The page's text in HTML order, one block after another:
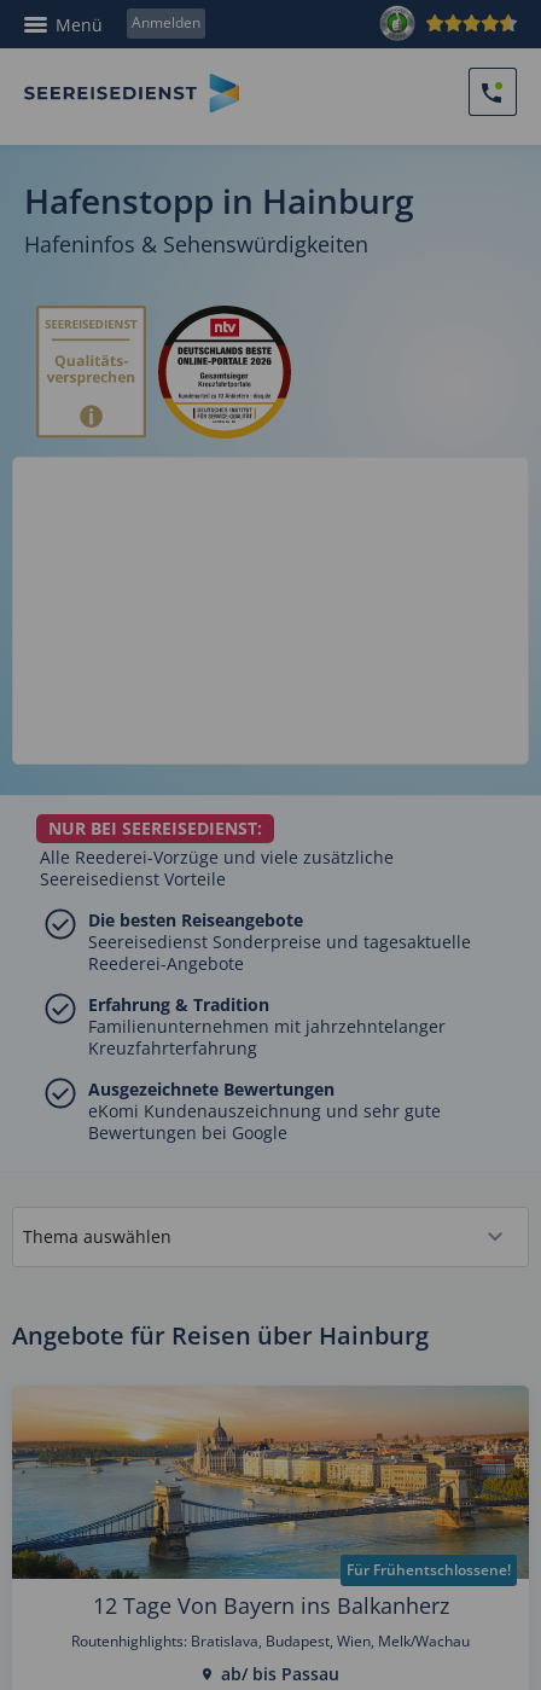
Menü Anmelden
Hafenstopp in Hainburg
Hafeninfos & Sehenswürdigkeiten
NUR BEI SEEREISEDIENST:
Alle Reederei-Vorzüge und viele zusätzliche
Seereisedienst Vorteile
Die besten Reiseangebote
Seereisedienst Sonderpreise und tagesaktuelle
Reederei-Angebote
Erfahrung & Tradition
Familienunternehmen mit jahrzehntelanger
Kreuzfahrterfahrung
Ausgezeichnete Bewertungen
eKomi Kundenauszeichnung und sehr gute
Bewertungen bei Google
Angebote für Reisen über Hainburg
Für Frühentschlossene!
12 Tage Von Bayern ins Balkanherz
Routenhighlights: Bratislava, Budapest, Wien, Melk/Wachau
ab/ bis Passau